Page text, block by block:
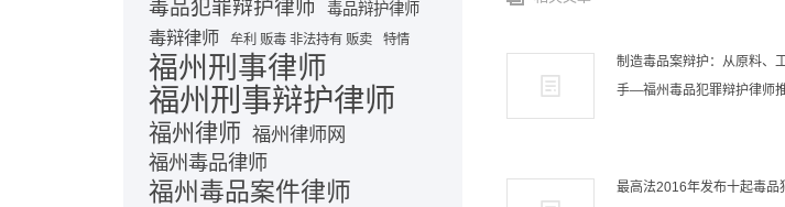
制造毒品案辩护：从原料、
手—福州毒品犯罪辩护律师
最高法2016年发布十起毒品
毒品犯罪辩护律师 毒品辩护律师
毒辩律师 牟利 贩毒 非法持有 贩卖 特情
福州刑事律师
福州刑事辩护律师
福州律师 福州律师网
福州毒品律师
福州毒品案件律师